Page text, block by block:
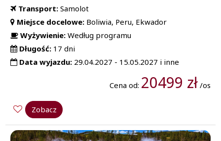
Transport: Samolot
Miejsce docelowe: Boliwia, Peru, Ekwador
Wyżywienie: Według programu
Długość: 17 dni
Data wyjazdu: 29.04.2027 - 15.05.2027 i inne
Cena od: 20499 zł/os
Zobacz